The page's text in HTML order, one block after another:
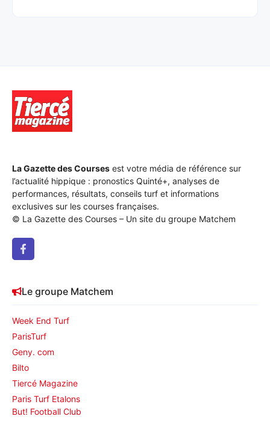
La Gazette des Courses est votre média de référence sur
l’actualité hippique : pronostics Quinté+, analyses de
performances, résultats, conseils turf et informations
exclusives sur les courses françaises.
© La Gazette des Courses – Un site du groupe Matchem
Le groupe Matchem
Week End Turf
ParisTurf
Geny. com
Bilto
Tiercé Magazine
Paris Turf Etalons
But! Football Club